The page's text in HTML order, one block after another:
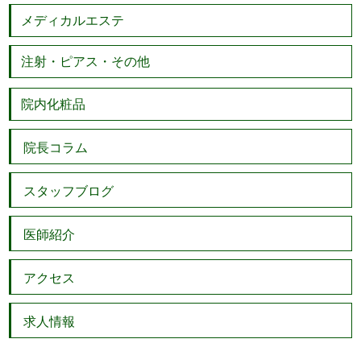
メディカルエステ
注射・ピアス・その他
院内化粧品
院長コラム
スタッフブログ
医師紹介
アクセス
求人情報